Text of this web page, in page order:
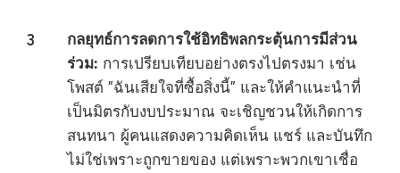
กลยุทธ์การลดการใช้อิทธิพลกระตุ้นการมีส่วน
ร่วม: การเปรียบเทียบอย่างตรงไปตรงมา เช่น
โพสต์ "ฉันเสียใจที่ซื้อสิ่งนี้" และให้คำแนะนำที่
เป็นมิตรกับงบประมาณ จะเชิญชวนให้เกิดการ
สนทนา ผู้คนแสดงความคิดเห็น แชร์ และบันทึก
ไม่ใช่เพราะถูกขายของ แต่เพราะพวกเขาเชื่อ